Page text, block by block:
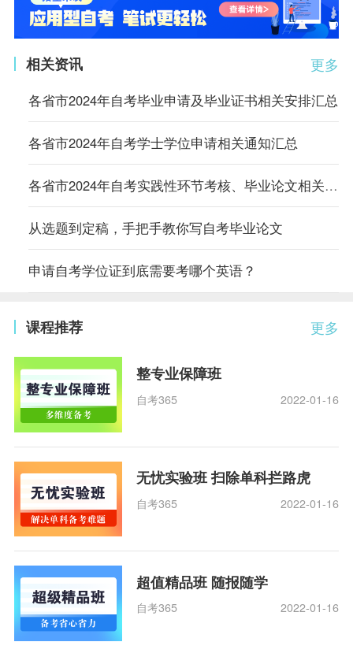
更多
相关资讯
各省市2024年自考毕业申请及毕业证书相关安排汇总
各省市2024年自考学士学位申请相关通知汇总
各省市2024年自考实践性环节考核、毕业论文相关通知汇总
从选题到定稿，手把手教你写自考毕业论文
申请自考学位证到底需要考哪个英语？
更多
课程推荐
整专业保障班
自考365 2022-01-16
无忧实验班 扫除单科拦路虎
自考365 2022-01-16
超值精品班 随报随学
自考365 2022-01-16